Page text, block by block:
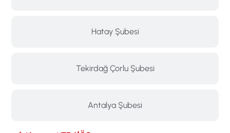
Hatay Şubesi
Tekirdağ Çorlu Şubesi
Antalya Şubesi